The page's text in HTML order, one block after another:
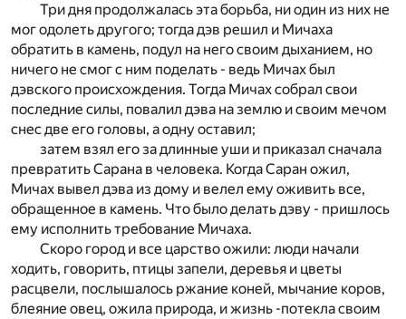
Три дня продолжалась эта борьба, ни один из них не
мог одолеть другого; тогда дэв решил и Мичаха
обратить в камень, подул на него своим дыханием, но
ничего не смог с ним поделать - ведь Мичах был
дэвского происхождения. Тогда Мичах собрал свои
последние силы, повалил дэва на землю и своим мечом
снес две его головы, а одну оставил;
затем взял его за длинные уши и приказал сначала
превратить Сарана в человека. Когда Саран ожил,
Мичах вывел дэва из дому и велел ему оживить все,
обращенное в камень. Что было делать дэву - пришлось
ему исполнить требование Мичаха.
Скоро город и все царство ожили: люди начали
ходить, говорить, птицы запели, деревья и цветы
расцвели, послышалось ржание коней, мычание коров,
блеяние овец, ожила природа, и жизнь -потекла своим